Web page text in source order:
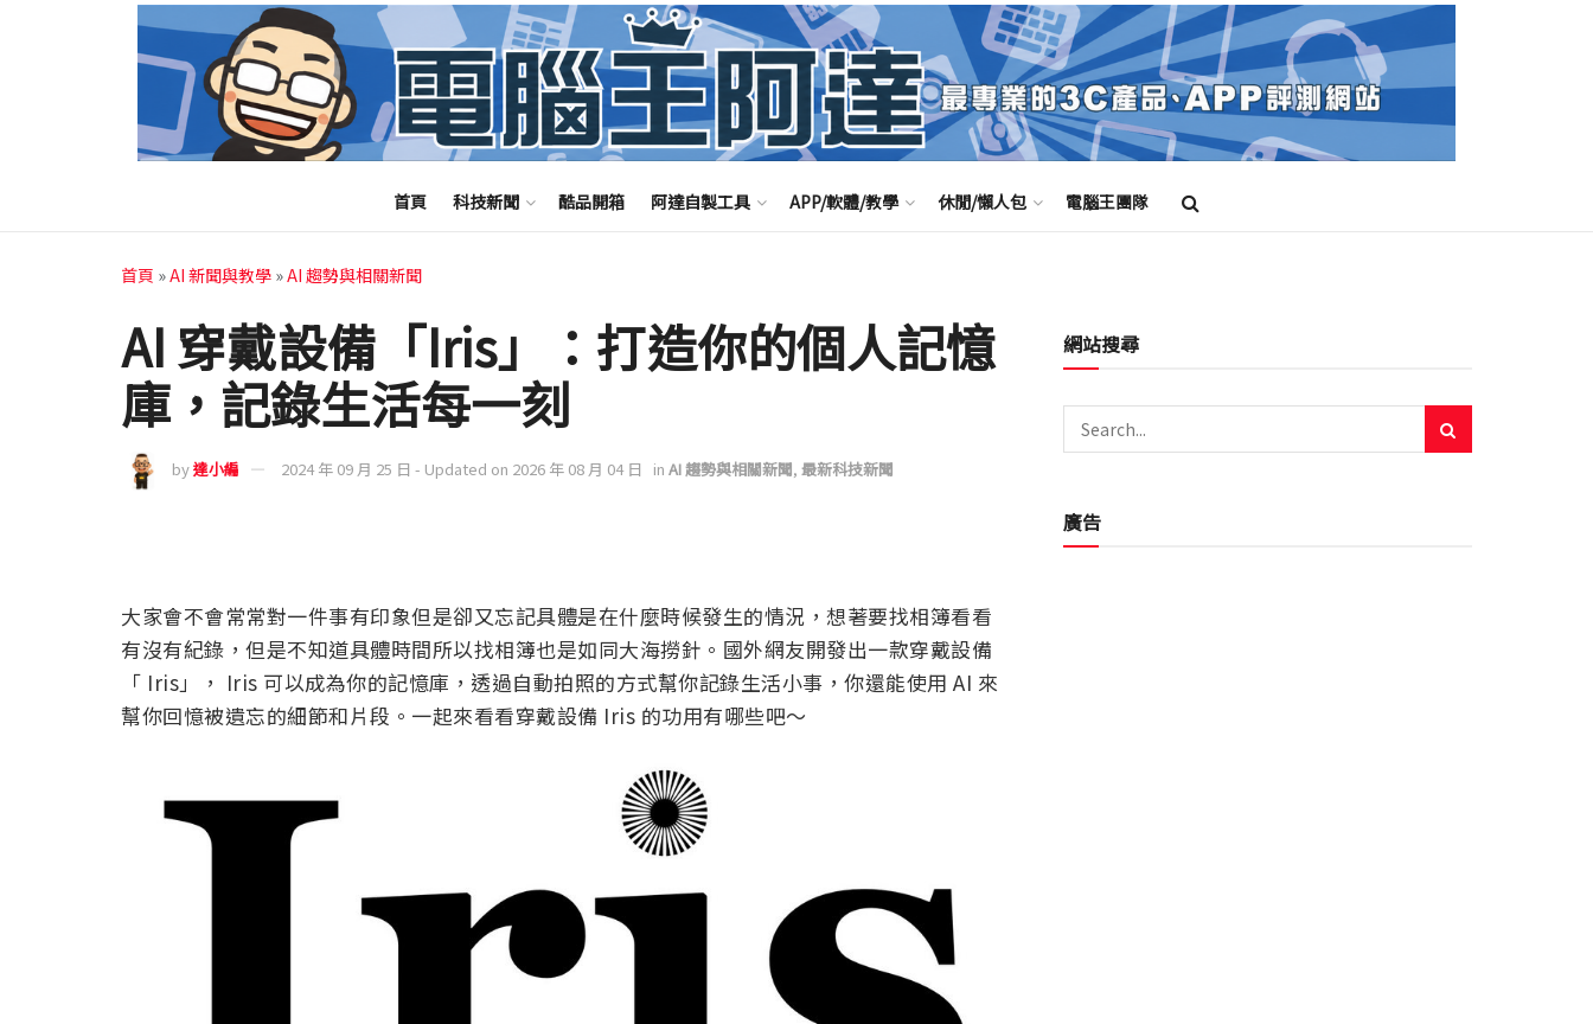
首頁 科技新聞 酷品開箱 阿達自製工具 APP/軟體/教學 休閒/懶人包 電腦王團隊
首頁 »AI 新聞與教學 »AI 趨勢與相關新聞
AI 穿戴設備「Iris」：打造你的個人記憶
庫，記錄生活每一刻
by達小編 2024 年 09 月 25 日 - Updated on 2026 年 08 月 04 日 in AI 趨勢與相關新聞, 最新科技新聞
大家會不會常常對一件事有印象但是卻又忘記具體是在什麼時候發生的情況，想著要找相簿看看
有沒有紀錄，但是不知道具體時間所以找相簿也是如同大海撈針。國外網友開發出一款穿戴設備
「 Iris」， Iris 可以成為你的記憶庫，透過自動拍照的方式幫你記錄生活小事，你還能使用 AI 來
幫你回憶被遺忘的細節和片段。一起來看看穿戴設備 Iris 的功用有哪些吧～
網站搜尋
廣告